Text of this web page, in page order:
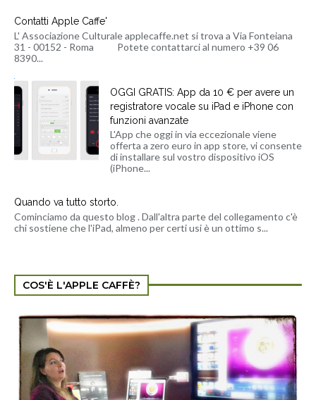
Contatti Apple Caffe'
L' Associazione Culturale applecaffe.net si trova a Via Fonteiana
31 - 00152 - Roma Potete contattarci al numero +39 06
8390...
OGGI GRATIS: App da 10 € per avere un
registratore vocale su iPad e iPhone con
funzioni avanzate
L'App che oggi in via eccezionale viene
offerta a zero euro in app store, vi consente
di installare sul vostro dispositivo iOS
(iPhone...
Quando va tutto storto.
Cominciamo da questo blog . Dall'altra parte del collegamento c'è
chi sostiene che l'iPad, almeno per certi usi è un ottimo s...
COS'È L'APPLE CAFFÈ?